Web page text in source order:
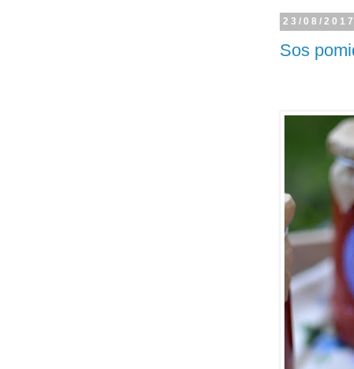
23/08/
Sos